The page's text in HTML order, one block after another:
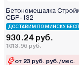
Бетономешалка
СБР-132
ДОСТАВИМ ПО МИНСКУ
930.24 руб.
1013.96 руб.
от 23 руб. руб./мес.